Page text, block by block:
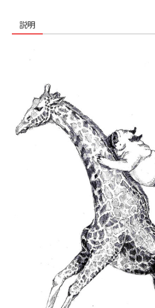
説明